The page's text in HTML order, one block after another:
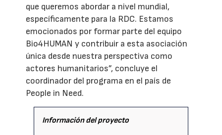
que queremos abordar a nivel mundial,
específicamente para la RDC. Estamos
emocionados por formar parte del equipo
Bio4HUMAN y contribuir a esta asociación
única desde nuestra perspectiva como
actores humanitarios”, concluye el
coordinador del programa en el país de
People in Need.
Información del proyecto